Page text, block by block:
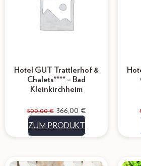
Hotel GUT Trattlerhof &
Chalets**** – Bad
Kleinkirchheim
500,00€ 366,00 €
ZUM PRODUKT